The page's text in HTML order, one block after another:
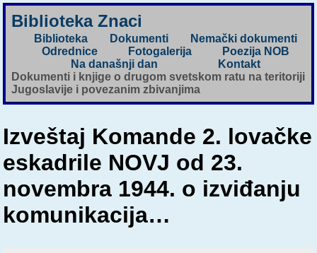
Biblioteka Znaci
Biblioteka Dokumenti
Nemački dokumenti
Odrednice
Fotogalerija
Poezija NOB
Na današnji dan
Kontakt
Dokumenti i knjige o drugom svetskom ratu na teritoriji
Jugoslavije i povezanim zbivanjima
Izveštaj Komande 2. lovačke
eskadrile NOVJ od 23.
novembra 1944. o izviđanju
komunikacija…